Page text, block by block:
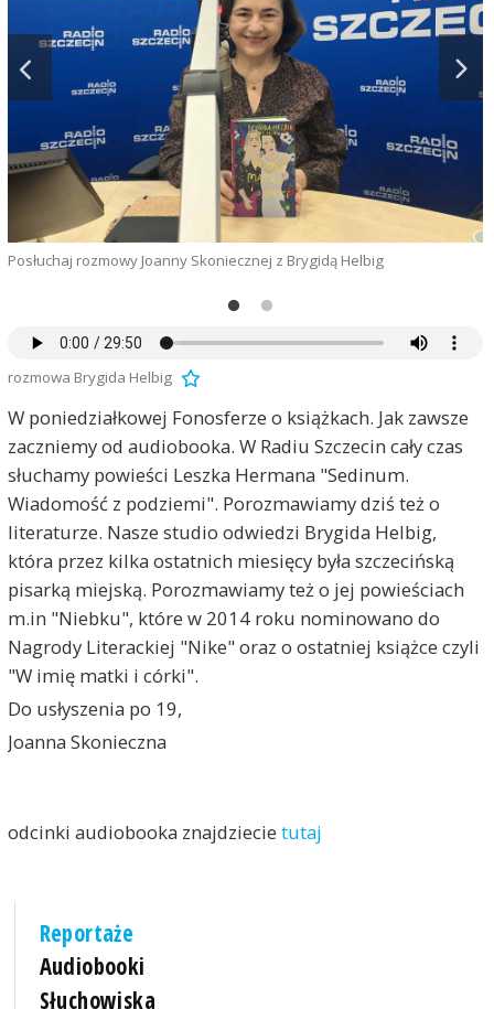
Posłuchaj rozmowy Joanny Skoniecznej z Brygidą Helbig
rozmowa Brygida Helbig
W poniedziałkowej Fonosferze o książkach. Jak zawsze
zaczniemy od audiobooka. W Radiu Szczecin cały czas
słuchamy powieści Leszka Hermana "Sedinum.
Wiadomość z podziemi". Porozmawiamy dziś też o
literaturze. Nasze studio odwiedzi Brygida Helbig,
która przez kilka ostatnich miesięcy była szczecińską
pisarką miejską. Porozmawiamy też o jej powieściach
m.in "Niebku", które w 2014 roku nominowano do
Nagrody Literackiej "Nike" oraz o ostatniej książce czyli
"W imię matki i córki".
Do usłyszenia po 19,
Joanna Skonieczna
odcinki audiobooka znajdziecie tutaj
Reportaże
Audiobooki
Słuchowiska